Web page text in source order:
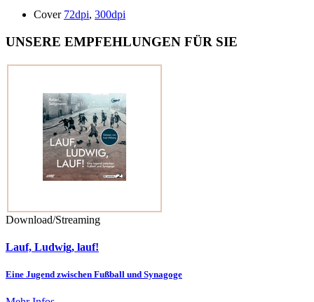
Cover 72dpi, 300dpi
UNSERE EMPFEHLUNGEN FÜR SIE
Download/Streaming
Lauf, Ludwig, lauf!
Eine Jugend zwischen Fußball und Synagoge